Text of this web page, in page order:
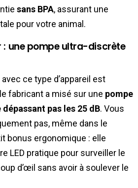
sans BPA, assurant une
pour votre animal.
: une pompe ultra-discrète
ce type d’appareil est
fabricant a misé sur une pompe
pas les 25 dB. Vous
pas, même dans le
bonus ergonomique : elle
LED pratique pour surveiller le
d’œil sans avoir à soulever le